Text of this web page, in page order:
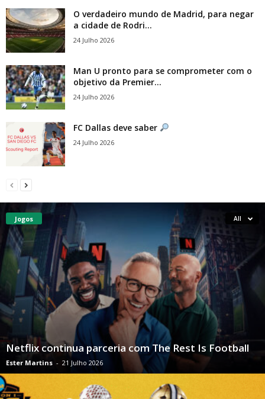
O verdadeiro mundo de Madrid, para negar
a cidade de Rodri...
24 Julho 2026
Man U pronto para se comprometer com o
objetivo da Premier...
24 Julho 2026
FC Dallas deve saber
24 Julho 2026
Jogos All
Netflix continua parceria com The Rest Is Football
Ester Martins - 21 Julho 2026